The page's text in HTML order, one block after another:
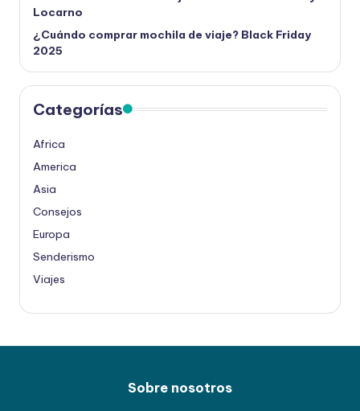
Locarno
¿Cuándo comprar mochila de viaje? Black Friday
2025
Categorías
Africa
America
Asia
Consejos
Europa
Senderismo
Viajes
Sobre nosotros